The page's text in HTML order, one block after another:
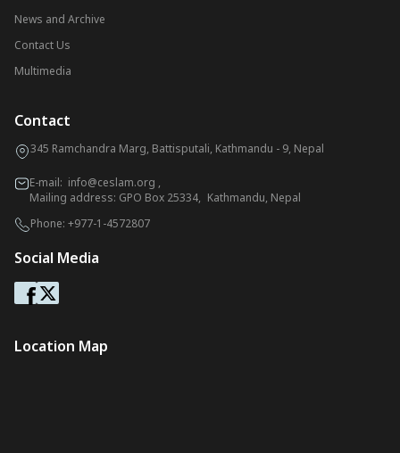
News and Archive
Contact Us
Multimedia
Contact
345 Ramchandra Marg, Battisputali, Kathmandu - 9, Nepal
E-mail: info@ceslam.org ,
Mailing address: GPO Box 25334, Kathmandu, Nepal
Phone: +977-1-4572807
Social Media
Location Map